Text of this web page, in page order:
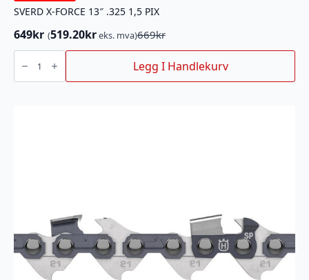
SVERD X-FORCE 13″ .325 1,5 PIX
669kr
Opprinnelig
pris
var:
669kr.
649kr
Nåværende
pris
er:
649kr.
(519.20kreks. mva)
SVERD
FORCE
13"
Legg I Handlekurv